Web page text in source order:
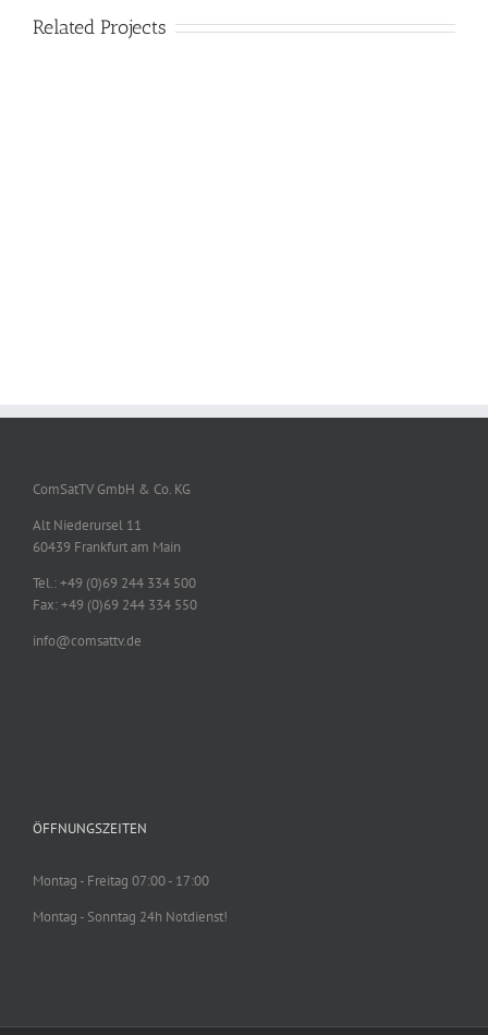
Related Projects
ComSatTV GmbH & Co. KG
Alt Niederursel 11
60439 Frankfurt am Main
Tel.: +49 (0)69 244 334 500
Fax: +49 (0)69 244 334 550
info@comsattv.de
ÖFFNUNGSZEITEN
Montag - Freitag 07:00 - 17:00
Montag - Sonntag 24h Notdienst!